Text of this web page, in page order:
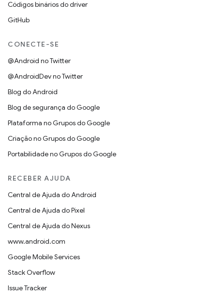
Códigos binários do driver
GitHub
CONECTE-SE
@Android no Twitter
@AndroidDev no Twitter
Blog do Android
Blog de segurança do Google
Plataforma no Grupos do Google
Criação no Grupos do Google
Portabilidade no Grupos do Google
RECEBER AJUDA
Central de Ajuda do Android
Central de Ajuda do Pixel
Central de Ajuda do Nexus
www.android.com
Google Mobile Services
Stack Overflow
Issue Tracker